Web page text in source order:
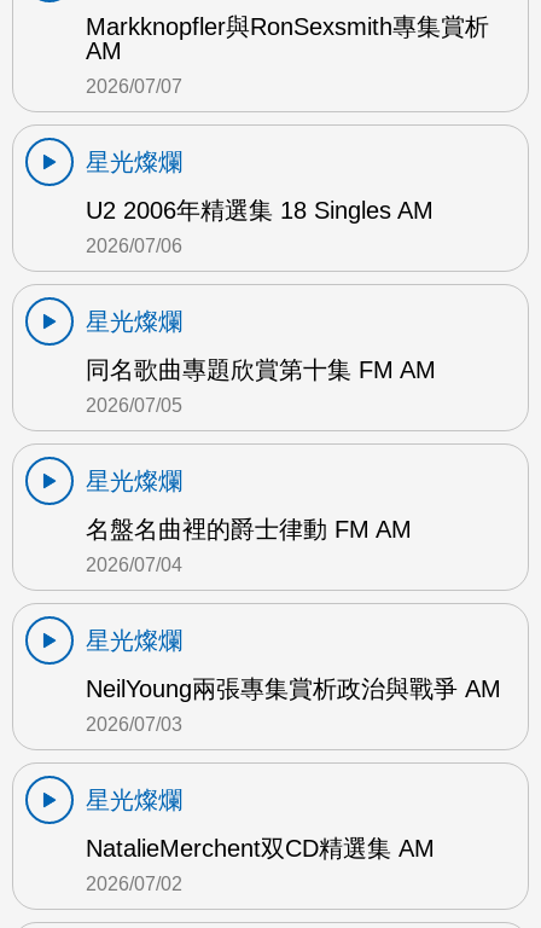
Markknopfler與RonSexsmith專集賞析
AM
2026/07/07
星光燦爛
U2 2006年精選集 18 Singles AM
2026/07/06
星光燦爛
同名歌曲專題欣賞第十集 FM AM
2026/07/05
星光燦爛
名盤名曲裡的爵士律動 FM AM
2026/07/04
星光燦爛
NeilYoung兩張專集賞析政治與戰爭 AM
2026/07/03
星光燦爛
NatalieMerchent双CD精選集 AM
2026/07/02